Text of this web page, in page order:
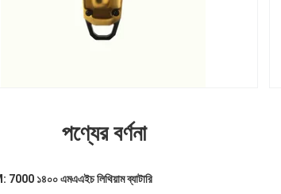
পণ্যের বর্ণনা
7000 ১৪০০ এমএএইচ লিথিয়াম ব্যাটারি